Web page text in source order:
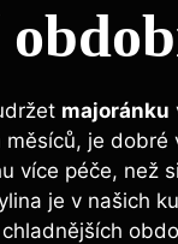
majoránku
měsíců, je dobré
více péče, než
je v našich